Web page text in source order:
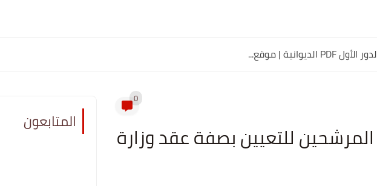
0
للتعيين بصفة عقد وزارة
المتابعون